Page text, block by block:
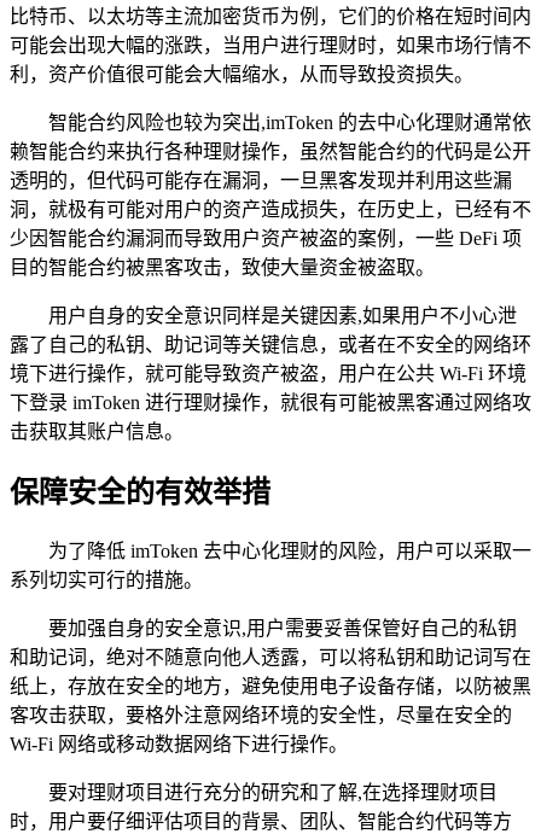
比特币、以太坊等主流加密货币为例，它们的价格在短时间内
可能会出现大幅的涨跌，当用户进行理财时，如果市场行情不
利，资产价值很可能会大幅缩水，从而导致投资损失。
智能合约风险也较为突出,imToken 的去中心化理财通常依
赖智能合约来执行各种理财操作，虽然智能合约的代码是公开
透明的，但代码可能存在漏洞，一旦黑客发现并利用这些漏
洞，就极有可能对用户的资产造成损失，在历史上，已经有不
少因智能合约漏洞而导致用户资产被盗的案例，一些 DeFi 项
目的智能合约被黑客攻击，致使大量资金被盗取。
用户自身的安全意识同样是关键因素,如果用户不小心泄
露了自己的私钥、助记词等关键信息，或者在不安全的网络环
境下进行操作，就可能导致资产被盗，用户在公共 Wi-Fi 环境
下登录 imToken 进行理财操作，就很有可能被黑客通过网络攻
击获取其账户信息。
保障安全的有效举措
为了降低 imToken 去中心化理财的风险，用户可以采取一
系列切实可行的措施。
要加强自身的安全意识,用户需要妥善保管好自己的私钥
和助记词，绝对不随意向他人透露，可以将私钥和助记词写在
纸上，存放在安全的地方，避免使用电子设备存储，以防被黑
客攻击获取，要格外注意网络环境的安全性，尽量在安全的
Wi-Fi 网络或移动数据网络下进行操作。
要对理财项目进行充分的研究和了解,在选择理财项目
时，用户要仔细评估项目的背景、团队、智能合约代码等方